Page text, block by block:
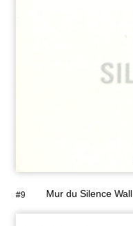
#9 Mur du Silence Wall